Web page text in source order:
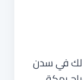
لك في سدن